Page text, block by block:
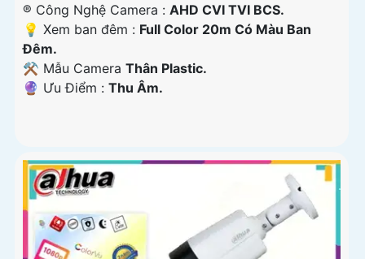
®️ Công Nghệ Camera : AHD CVI TVI BCS.
💡 Xem ban đêm : Full Color 20m Có Màu Ban
Đêm.
⚒ Mẫu Camera Thân Plastic.
️🔮 Ưu Điểm : Thu Âm.